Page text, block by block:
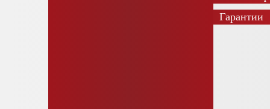
Гарантии